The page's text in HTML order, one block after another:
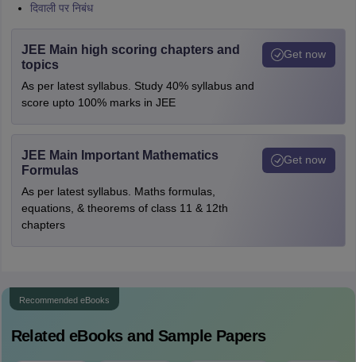
दिवाली पर निबंध
JEE Main high scoring chapters and
topics
As per latest syllabus. Study 40% syllabus and
score upto 100% marks in JEE
Get now
JEE Main Important Mathematics
Formulas
As per latest syllabus. Maths formulas,
equations, & theorems of class 11 & 12th
chapters
Get now
Recommended eBooks
Related eBooks and Sample Papers